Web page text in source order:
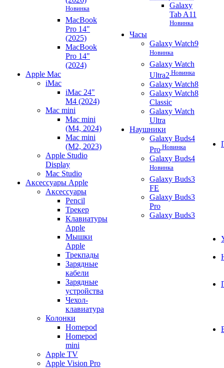
Новинка
MacBook
Pro 14"
(2025)
MacBook
Pro 14"
(2024)
Apple Mac
iMac
iMac 24"
M4 (2024)
Mac mini
Mac mini
(M4, 2024)
Mac mini
(M2, 2023)
Apple Studio
Display
Mac Studio
Аксессуары Apple
Аксессуары
Pencil
Трекер
Клавиатуры
Apple
Мышки
Apple
Трекпады
Зарядные
кабели
Зарядные
устройства
Чехол-
клавиатура
Колонки
Homepod
Homepod
mini
Apple TV
Apple Vision Pro
Galaxy
Tab A11
Новинка
Часы
Galaxy Watch9
Новинка
Galaxy Watch
Ultra2 Новинка
Galaxy Watch8
Galaxy Watch8
Classic
Galaxy Watch
Ultra
Наушники
Galaxy Buds4
Pro Новинка
Galaxy Buds4
Новинка
Galaxy Buds3
FE
Galaxy Buds3
Pro
Galaxy Buds3